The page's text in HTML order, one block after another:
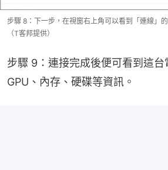
步驟 8：下一步，在視窗右上角可以看到「連線」
（T客邦提供）
步驟 9：連接完成後便可看到這
GPU、內存、硬碟等資訊。